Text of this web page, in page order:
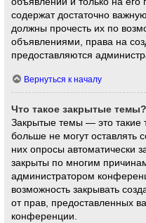
содержат достаточно
должны прочесть их по
объявлениями, права на
предоставляются
Вернуться к началу
Что такое закрытые темы?
Закрытые темы — это такие
больше не могут оставлять
них опросы автоматически
закрыты по многим
администратором
возможность закрывать
от прав, предоставленных
конференции.